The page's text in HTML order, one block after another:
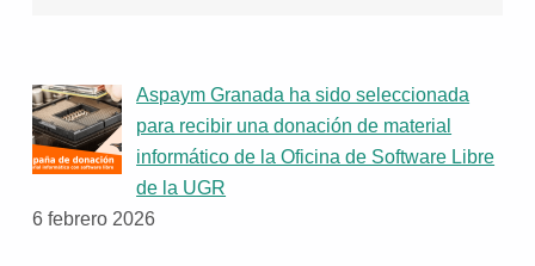
Aspaym Granada ha sido seleccionada
para recibir una donación de material
informático de la Oficina de Software Libre
de la UGR
6 febrero 2026